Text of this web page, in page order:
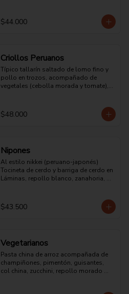
salsa de ostras y soya.
$44.000
Criollos Peruanos
Típico tallarín saltado de lomo fino y
pollo en trozos, acompañado de
vegetales (cebolla morada y tomate),
salsa de ostras, cilantro y perejil
picado.
$48.000
Nipones
Al estilo nikkei (peruano-japonés)
Tocineta de cerdo y barriga de cerdo en
Láminas, repollo blanco, zanahoria,
katsuobushi, semillas de sésamo
negro, jengibre rojo, soya y salsa de
$43.500
Vegetarianos
Pasta china de arroz acompañada de
champiñones, pimentón, guisantes,
col china, zucchini, repollo morado